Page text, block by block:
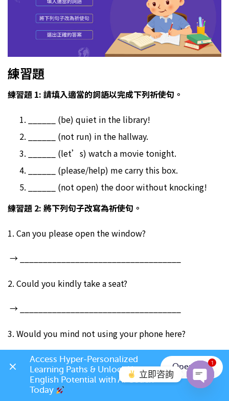
練習題
練習題 1: 請填入適當的詞語以完成下列祈使句 。
______ (be) quiet in the library!
______ (not run) in the hallway.
______ (let’s) watch a movie tonight.
______ (please/help) me carry this box.
______ (not open) the door without knocking!
練習題 2: 將下列句子改寫為祈使句 。
1. Can you please open the window?
→ ___________________________________
2. Could you kindly take a seat?
→ ___________________________________
3. Would you mind not using your phone here?
→ ___________________________________
4. Would you kindly bring me a glass of water?
立即咨詢
1
Access Hyper-Personalized
Learning Paths & Unlock Your
English Potential with AI Coach
Today
Open App